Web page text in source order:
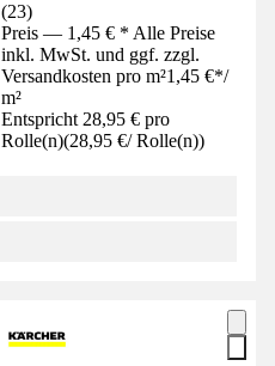
(23)
Preis — 1,45 € * Alle Preise
inkl. MwSt. und ggf. zzgl.
Versandkosten pro m²1,45 €*/
m²
Entspricht 28,95 € pro
Rolle(n)(28,95 €/ Rolle(n))